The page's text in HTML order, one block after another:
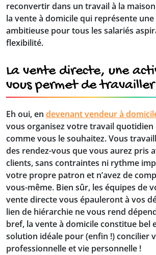
reconvertir dans un travail à la
la vente à domicile qui représente
ambitieuse pour tous les salariés
flexibilité.
La vente directe, une
vous permet de
Eh oui, en devenant vendeur à
vous organisez votre travail quotidien
comme vous le souhaitez. Vous
des rendez-vous que vous aurez pris
clients, sans contraintes ni rythme
votre propre patron et n’avez de
vous-même. Bien sûr, les équipes de
vente directe vous épauleront à vos
lien de hiérarchie ne vous rend
bref, la vente à domicile constitue bel
solution idéale pour (enfin !) concilier
professionnelle et vie personnelle !